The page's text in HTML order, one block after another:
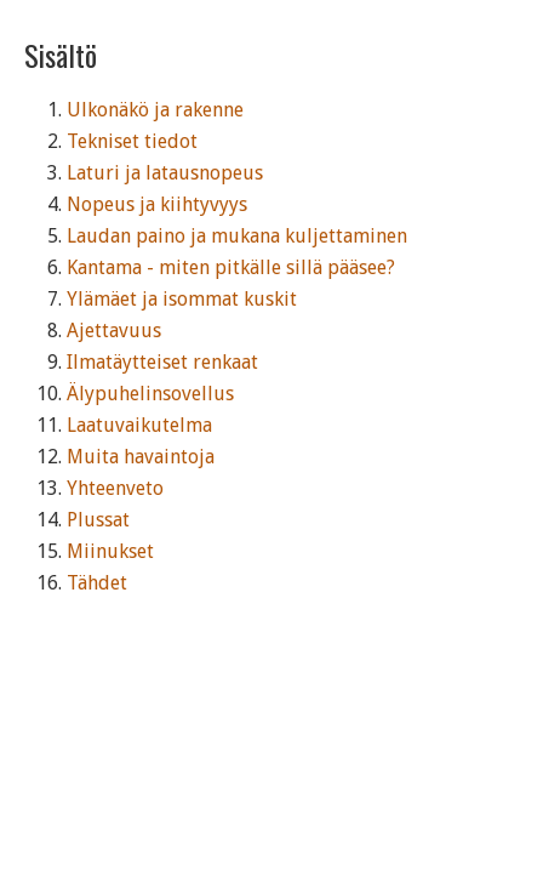
Sisältö
Ulkonäkö ja rakenne
Tekniset tiedot
Laturi ja latausnopeus
Nopeus ja kiihtyvyys
Laudan paino ja mukana kuljettaminen
Kantama - miten pitkälle sillä pääsee?
Ylämäet ja isommat kuskit
Ajettavuus
Ilmatäytteiset renkaat
Älypuhelinsovellus
Laatuvaikutelma
Muita havaintoja
Yhteenveto
Plussat
Miinukset
Tähdet